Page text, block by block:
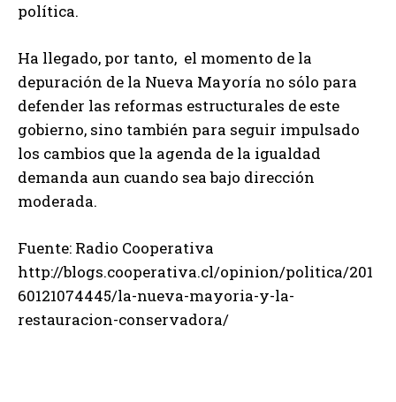
política.
Ha llegado, por tanto, el momento de la
depuración de la Nueva Mayoría no sólo para
defender las reformas estructurales de este
gobierno, sino también para seguir impulsado
los cambios que la agenda de la igualdad
demanda aun cuando sea bajo dirección
moderada.
Fuente: Radio Cooperativa
http://blogs.cooperativa.cl/opinion/politica/201
60121074445/la-nueva-mayoria-y-la-
restauracion-conservadora/